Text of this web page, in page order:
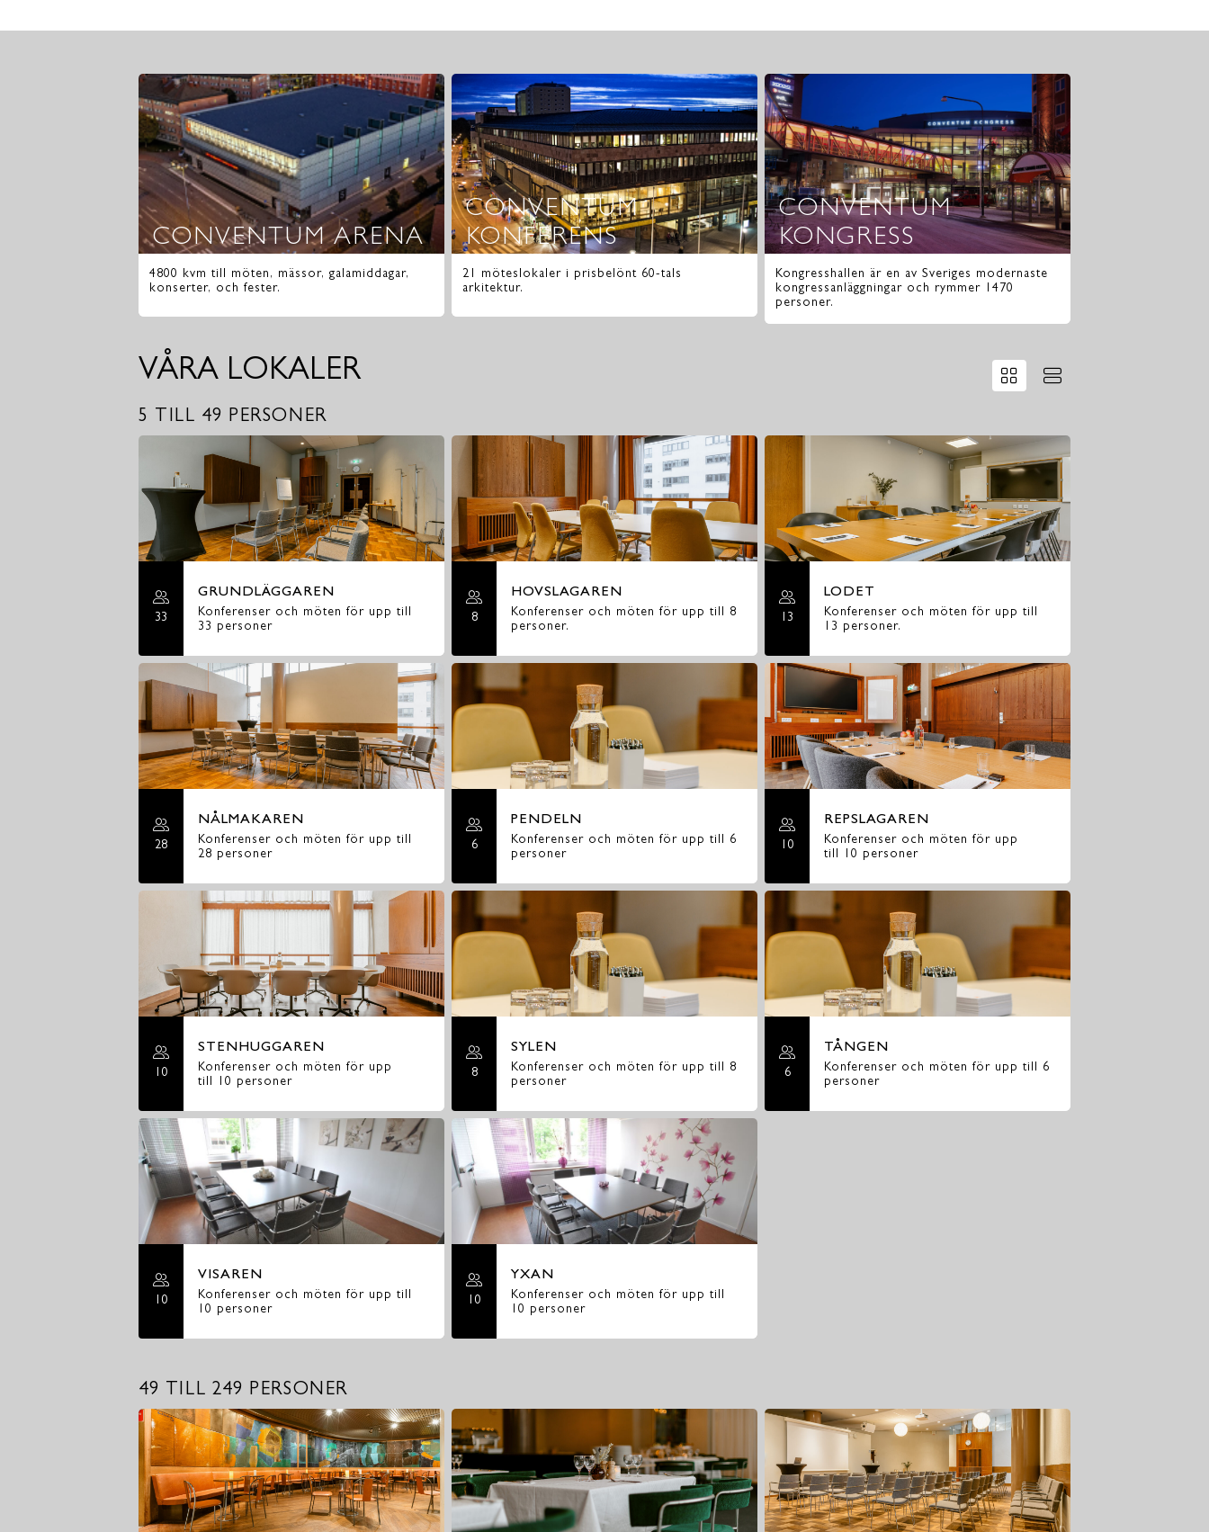
CONVENTUM ARENA
4800 kvm till möten, mässor, galamiddagar,
konserter, och fester.
CONVENTUM
KONFERENS
21 möteslokaler i prisbelönt 60-tals
arkitektur.
CONVENTUM
KONGRESS
Kongresshallen är en av Sveriges modernaste
kongressanläggningar och rymmer 1470
personer.
VÅRA LOKALER
5 TILL 49 PERSONER
33
GRUNDLÄGGAREN
Konferenser och möten för upp till
33 personer
8
HOVSLAGAREN
Konferenser och möten för upp till 8
personer.
13
LODET
Konferenser och möten för upp till
13 personer.
28
NÅLMAKAREN
Konferenser och möten för upp till
28 personer
6
PENDELN
Konferenser och möten för upp till 6
personer
10
REPSLAGAREN
Konferenser och möten för upp
till 10 personer
10
STENHUGGAREN
Konferenser och möten för upp
till 10 personer
8
SYLEN
Konferenser och möten för upp till 8
personer
6
TÅNGEN
Konferenser och möten för upp till 6
personer
10
VISAREN
Konferenser och möten för upp till
10 personer
10
YXAN
Konferenser och möten för upp till
10 personer
49 TILL 249 PERSONER